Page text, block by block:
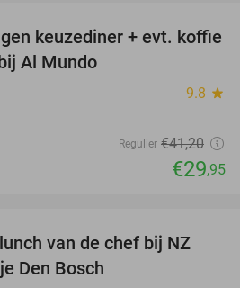
27%
keuzediner + evt. koffie
Al Mundo
9.8 star
Regulier €41,20
€29,95
46%
van de chef bij NZ
Den Bosch